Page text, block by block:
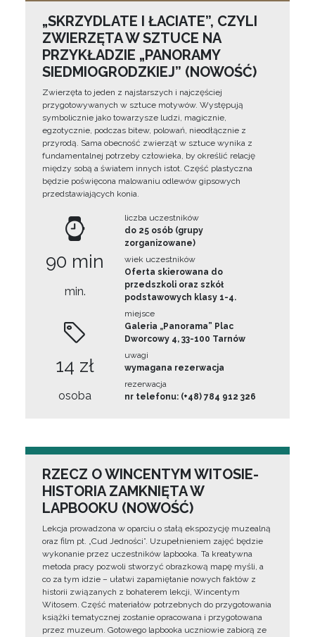
„SKRZYDLATE I ŁACIATE”, CZYLI
ZWIERZĘTA W SZTUCE NA
PRZYKŁADZIE „PANORAMY
SIEDMIOGRODZKIEJ” (NOWOŚĆ)
Zwierzęta to jeden z najstarszych i najczęściej
przygotowywanych w sztuce motywów. Występują
symbolicznie jako towarzysze ludzi, magicznie,
egzotycznie, podczas bitew, polowań, nieodłącznie z
przyrodą. Sama obecność zwierząt w sztuce wynika z
fundamentalnej potrzeby człowieka, by określić relację
między sobą a światem innych istot. Część plastyczna
będzie poświęcona malowaniu odlewów gipsowych
przedstawiających konia.
90 min
min.
14 zł
osoba
liczba uczestników
do 25 osób (grupy
zorganizowane)
wiek uczestników
Oferta skierowana do
przedszkoli oraz szkół
podstawowych klasy 1-4.
miejsce
Galeria „Panorama” Plac
Dworcowy 4, 33-100 Tarnów
uwagi
wymagana rezerwacja
rezerwacja
nr telefonu: (+48) 784 912 326
RZECZ O WINCENTYM WITOSIE-
HISTORIA ZAMKNIĘTA W
LAPBOOKU (NOWOŚĆ)
Lekcja prowadzona w oparciu o stałą ekspozycję muzealną
oraz film pt. „Cud Jedności”. Uzupełnieniem zajęć będzie
wykonanie przez uczestników lapbooka. Ta kreatywna
metoda pracy pozwoli stworzyć obrazkową mapę myśli, a
co za tym idzie – ułatwi zapamiętanie nowych faktów z
historii związanych z bohaterem lekcji, Wincentym
Witosem. Część materiałów potrzebnych do przygotowania
książki tematycznej zostanie opracowana i przygotowana
przez muzeum. Gotowego lapbooka uczniowie zabiorą ze